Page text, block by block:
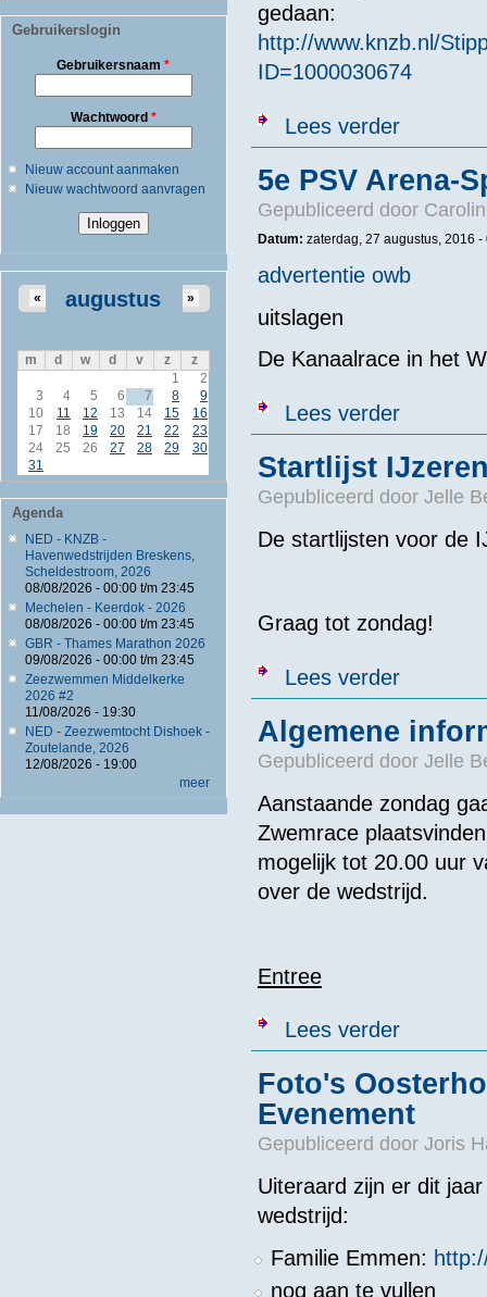
Gebruikerslogin
Gebruikersnaam*
Wachtwoord *
Nieuw account aanmaken
Nieuw wachtwoord aanvragen
augustus
« »
m d w d v z
z
1
2
3
4 5 6 7 8
9
10
11 12 13 14 15
16
17
18 19 20 21 22
23
24
25 26 27 28 29
30
31
Agenda
NED - KNZB -
Havenwedstrijden Breskens,
Scheldestroom, 2026
08/08/2026 - 00:00t/m 23:45
Mechelen - Keerdok - 2026
08/08/2026 - 00:00t/m 23:45
GBR - Thames Marathon 2026
09/08/2026 - 00:00t/m 23:45
Zeezwemmen Middelkerke
2026 #2
11/08/2026 - 19:30
NED - Zeezwemtocht Dishoek -
Zoutelande, 2026
12/08/2026 - 19:00
meer
gedaan:
http://www.knzb.nl/
ID=1000030674
Lees verderover
5e PSV Arena-
Gepubliceerd door
Datum: zaterdag, 27 augustus, 2016 -
advertentie owb
uitslagen
De Kanaalrace in het
Lees verderover 5e PSV
Startlijst
Gepubliceerd door Jelle
De startlijsten voor de
Graag tot zondag!
Lees verderover Startlijst
Algemene
Gepubliceerd door Jelle
Aanstaande zondag
Zwemrace
mogelijk tot 20.00 uur
over de wedstrijd.
Entree
Lees verderover
Foto's
Evenement
Gepubliceerd door Joris
Uiteraard zijn er dit
wedstrijd:
Familie Emmen:
nog aan te vullen